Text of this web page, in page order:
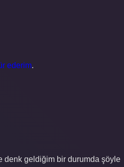
ederim.
denk geldiğim bir durumda şöyle